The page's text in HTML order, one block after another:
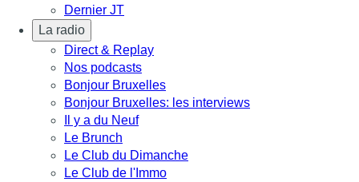
Dernier JT
La radio
Direct & Replay
Nos podcasts
Bonjour Bruxelles
Bonjour Bruxelles: les interviews
Il y a du Neuf
Le Brunch
Le Club du Dimanche
Le Club de l'Immo